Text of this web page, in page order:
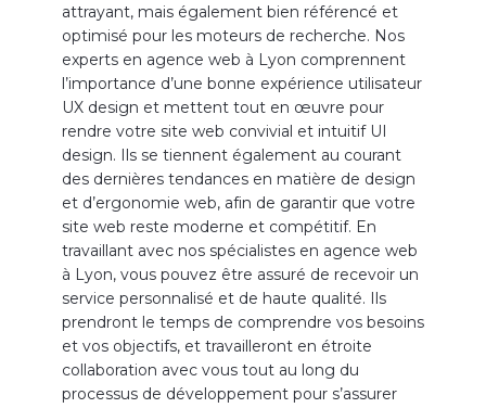
attrayant, mais également bien référencé et
optimisé pour les moteurs de recherche. Nos
experts en agence web à Lyon comprennent
l’importance d’une bonne expérience utilisateur
UX design et mettent tout en œuvre pour
rendre votre site web convivial et intuitifUI
design. Ils se tiennent également au courant
des dernières tendances en matière de design
et d’ergonomie web, afin de garantir que votre
site web reste moderne et compétitif. En
travaillant avec nos spécialistesen agence web
à Lyon, vous pouvez être assuré de recevoir un
service personnalisé et de haute qualité. Ils
prendront le temps de comprendre vos besoins
et vos objectifs, et travailleront en étroite
collaboration avec vous tout au long du
processus de développement pour s’assurer